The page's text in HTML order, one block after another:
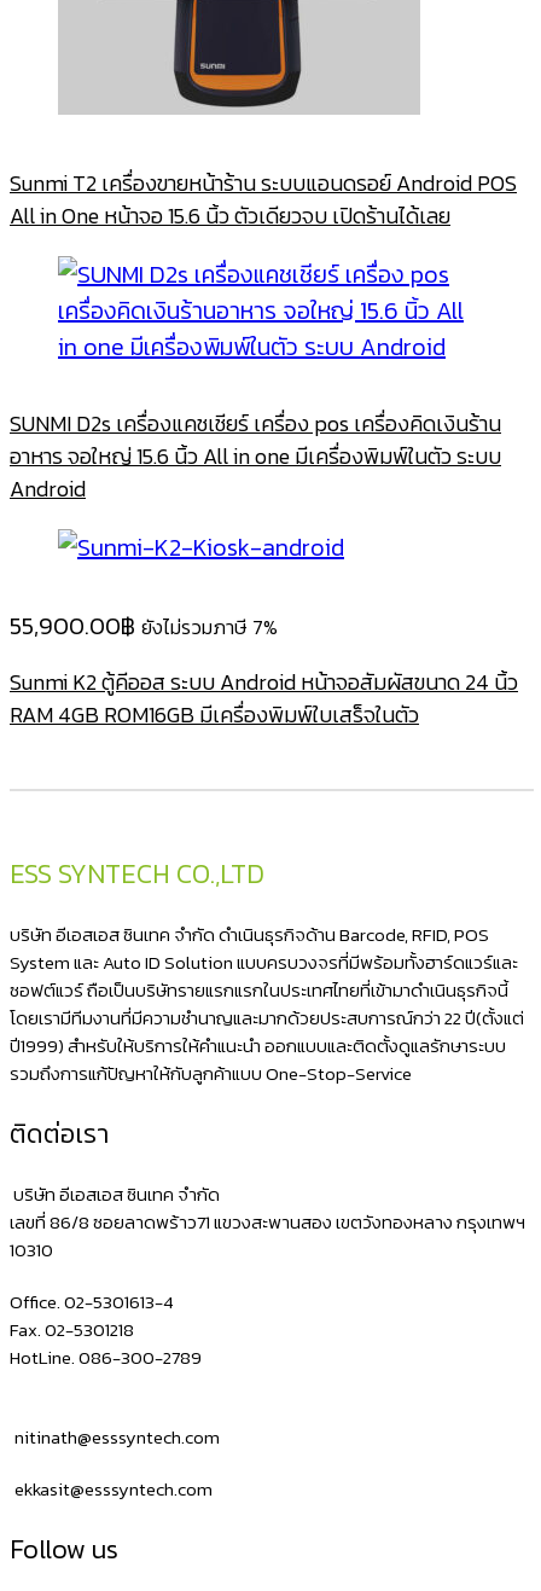
Sunmi T2 เครื่องขายหน้าร้าน ระบบแอนดรอย์ Android POS
All in One หน้าจอ 15.6 นิ้ว ตัวเดียวจบ เปิดร้านได้เลย
SUNMI D2s เครื่องแคชเชียร์ เครื่อง pos เครื่องคิดเงินร้าน
อาหาร จอใหญ่ 15.6 นิ้ว All in one มีเครื่องพิมพ์ในตัว ระบบ
Android
55,900.00฿ ยังไม่รวมภาษี 7%
Sunmi K2 ตู้คีออส ระบบ Android หน้าจอสัมผัสขนาด 24 นิ้ว
RAM 4GB ROM16GB มีเครื่องพิมพ์ใบเสร็จในตัว
ESS SYNTECH CO.,LTD
บริษัท อีเอสเอส ซินเทค จำกัด ดำเนินธุรกิจด้าน Barcode, RFID, POS
System และ Auto ID Solution แบบครบวงจรที่มีพร้อมทั้งฮาร์ดแวร์และ
ซอฟต์แวร์ ถือเป็นบริษัทรายแรกแรกในประเทศไทยที่เข้ามาดำเนินธุรกิจนี้
โดยเรามีทีมงานที่มีความชำนาญและมากด้วยประสบการณ์กว่า 22 ปี(ตั้งแต่
ปี1999) สำหรับให้บริการให้คำแนะนำ ออกแบบและติดตั้งดูแลรักษาระบบ
รวมถึงการแก้ปัญหาให้กับลูกค้าแบบ One-Stop-Service
ติดต่อเรา
บริษัท อีเอสเอส ซินเทค จำกัด
เลขที่ 86/8 ซอยลาดพร้าว71 แขวงสะพานสอง เขตวังทองหลาง กรุงเทพฯ
10310
Office. 02-5301613-4
Fax. 02-5301218
HotLine. 086-300-2789
nitinath@esssyntech.com
ekkasit@esssyntech.com
Follow us